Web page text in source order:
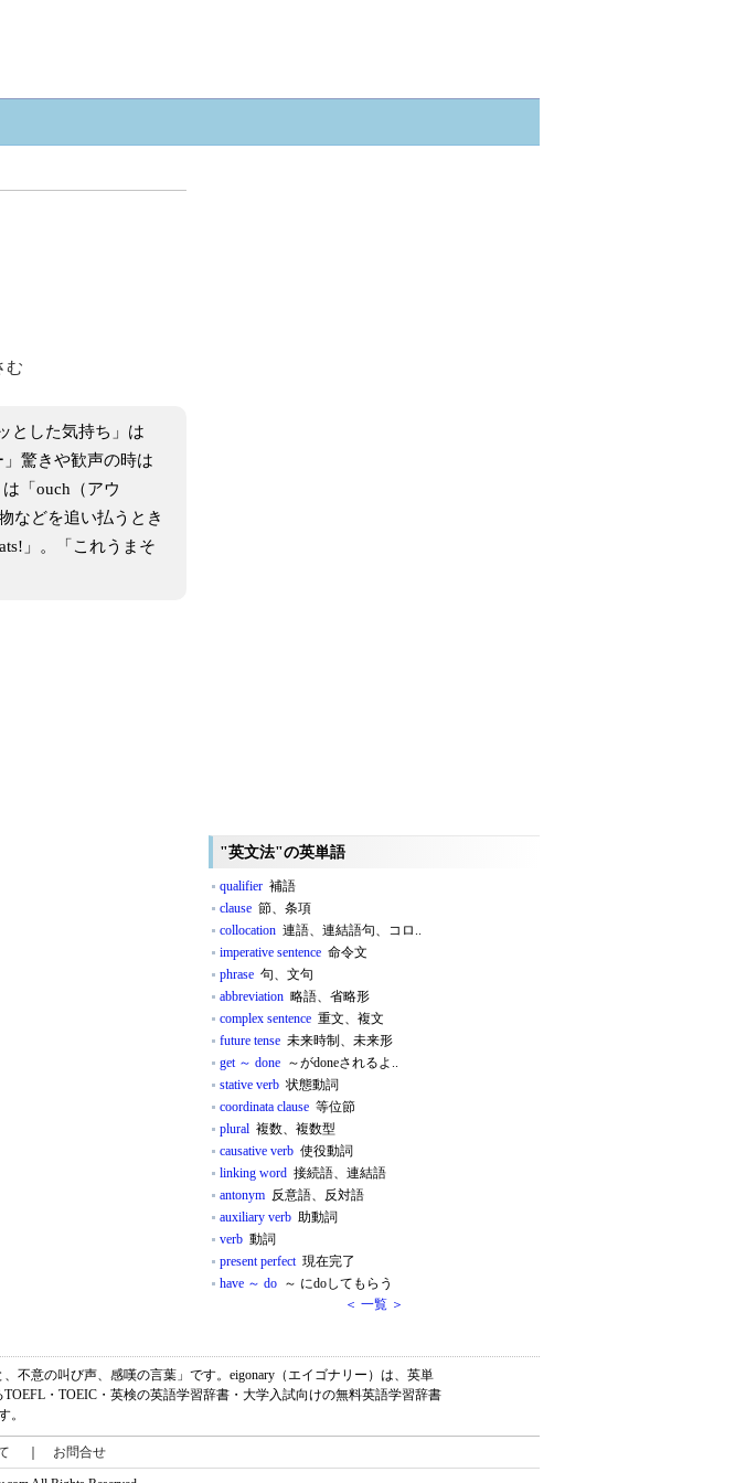
む
とした気持ち」は
」驚きや歓声の時は
「ouch（アウ
などを追い払うとき
」。「これうまそ
"英文法"の英単語
qualifier 補語
clause 節、条項
collocation 連語、連結語句、コロ..
imperative sentence 命令文
phrase 句、文句
abbreviation 略語、省略形
complex sentence 重文、複文
future tense 未来時制、未来形
get ～ done ～がdoneされるよ..
stative verb 状態動詞
coordinata clause 等位節
plural 複数、複数型
causative verb 使役動詞
linking word 接続語、連結語
antonym 反意語、反対語
auxiliary verb 助動詞
verb 動詞
present perfect現在完了
have ～ do ～ にdoしてもらう
＜ 一覧 ＞
不意の叫び声、感嘆の言葉」です。eigonary（エイゴナリー）は、英単
・TOEIC・英検の英語学習辞書・大学入試向けの無料英語学習辞書
。
お問合せ